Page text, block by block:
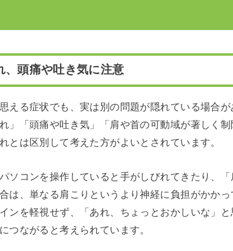
、頭痛や吐き気に注意
える症状でも、実は別の問題が隠れている場合
」「頭痛や吐き気」「肩や首の可動域が著しく
とは区別して考えた方がよいとされています。
ソコンを操作していると手がしびれてきたり、
は、単なる肩こりというより神経に負担がかか
ンを軽視せず、「あれ、ちょっとおかしいな」
つながると考えられています。